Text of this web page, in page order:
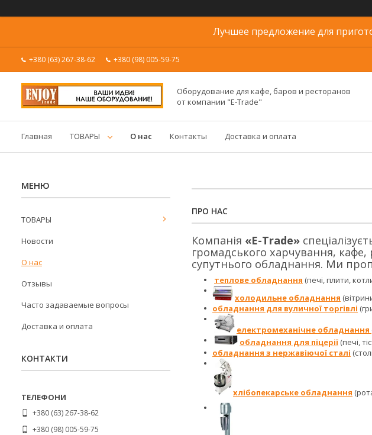
Лучшее предложение для
+380 (63) 267-38-62 +380 (98) 005-59-75
Оборудование для кафе, баров и ресторанов
от компании "E-Trade"
Главная ТОВАРЫ О нас Контакты Доставка и оплата
ПРО НАС
Компанія «E-Trade»
громадського харчування, кафе,
супутнього обладнання. Ми
теплове обладнання (печі, плити,
холодильне обладнання
обладнання для вуличної торгівлі
електромеханічне обладнання
обладнання для піцерії (печі,
обладнання з нержавіючої сталі
хлібопекарське обладнання
ТОВАРЫ
Новости
О нас
Отзывы
Часто задаваемые вопросы
Доставка и оплата
КОНТАКТИ
+380 (63) 267-38-62
+380 (98) 005-59-75